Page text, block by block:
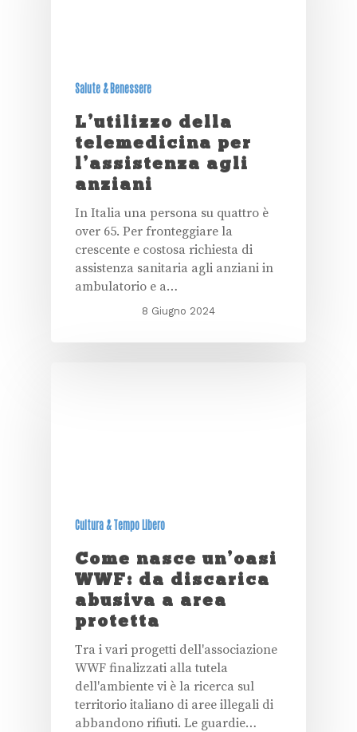
Salute & Benessere
L’utilizzo della
telemedicina per
l’assistenza agli
anziani
In Italia una persona su quattro è
over 65. Per fronteggiare la
crescente e costosa richiesta di
assistenza sanitaria agli anziani in
ambulatorio e a…
8 Giugno 2024
Cultura & Tempo Libero
Come nasce un’oasi
WWF: da discarica
abusiva a area
protetta
Tra i vari progetti dell'associazione
WWF finalizzati alla tutela
dell'ambiente vi è la ricerca sul
territorio italiano di aree illegali di
abbandono rifiuti. Le guardie…